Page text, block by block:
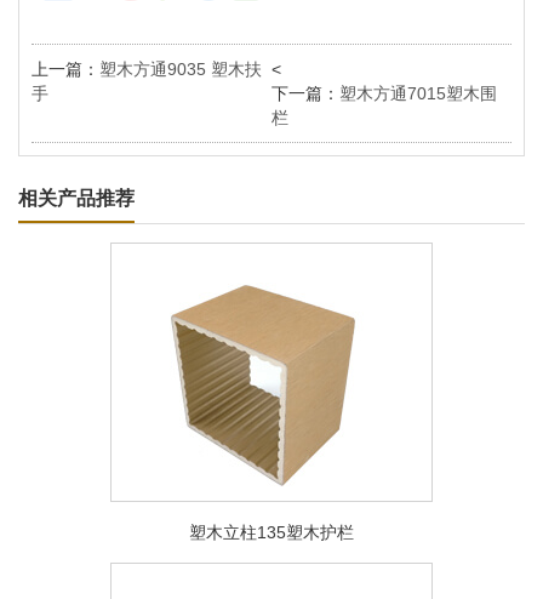
<
上一篇： 塑木方通9035 塑木扶
手
下一篇： 塑木方通7015塑木围
栏
相关产品推荐
塑木立柱135塑木护栏